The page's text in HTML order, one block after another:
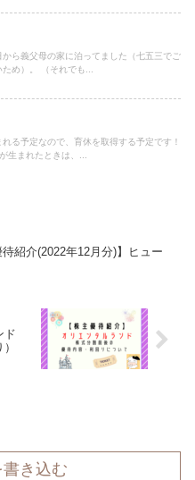
ら義父母の家に泊ってました（七五三でご
め）。 （それでも...
る予定なので、育休を取得する予定です！
生まれたときは、...
待紹介(2022年12月分)】ヒュー
ド
き込む